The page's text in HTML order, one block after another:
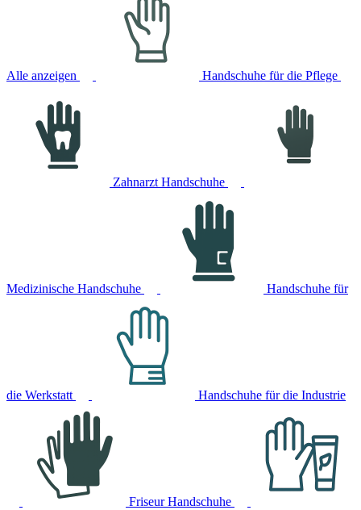
Alle anzeigen Handschuhe für die Pflege
Zahnarzt Handschuhe
Medizinische Handschuhe Handschuhe für
die Werkstatt Handschuhe für die Industrie
Friseur Handschuhe